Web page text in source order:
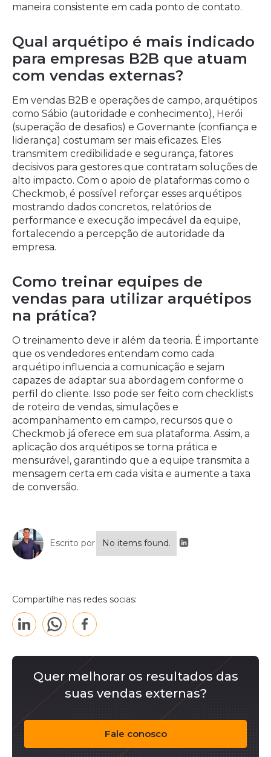
maneira consistente em cada ponto de contato.
Qual arquétipo é mais indicado
para empresas B2B que atuam
com vendas externas?
Em vendas B2B e operações de campo, arquétipos
como Sábio (autoridade e conhecimento), Herói
(superação de desafios) e Governante (confiança e
liderança) costumam ser mais eficazes. Eles
transmitem credibilidade e segurança, fatores
decisivos para gestores que contratam soluções de
alto impacto. Com o apoio de plataformas como o
Checkmob, é possível reforçar esses arquétipos
mostrando dados concretos, relatórios de
performance e execução impecável da equipe,
fortalecendo a percepção de autoridade da
empresa.
Como treinar equipes de
vendas para utilizar arquétipos
na prática?
O treinamento deve ir além da teoria. É importante
que os vendedores entendam como cada
arquétipo influencia a comunicação e sejam
capazes de adaptar sua abordagem conforme o
perfil do cliente. Isso pode ser feito com checklists
de roteiro de vendas, simulações e
acompanhamento em campo, recursos que o
Checkmob já oferece em sua plataforma. Assim, a
aplicação dos arquétipos se torna prática e
mensurável, garantindo que a equipe transmita a
mensagem certa em cada visita e aumente a taxa
de conversão.
Escrito por No items found.
Quer melhorar os resultados das
suas vendas externas?
Fale conosco
Compartilhe nas redes socias: